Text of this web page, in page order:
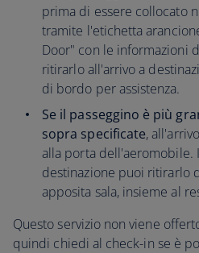
prima di essere collocato
tramite l'etichetta
Door" con le informazioni
ritirarlo all'arrivo a
di bordo per assistenza.
Se il passeggino è più
sopra specificate,
alla porta dell'aeromobile.
destinazione puoi ritirarlo
apposita sala, insieme al
Questo servizio non viene
quindi chiedi al check-in se è